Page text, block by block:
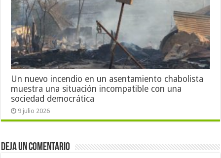
Un nuevo incendio en un asentamiento chabolista
muestra una situación incompatible con una
sociedad democrática
9 julio 2026
Deja un comentario